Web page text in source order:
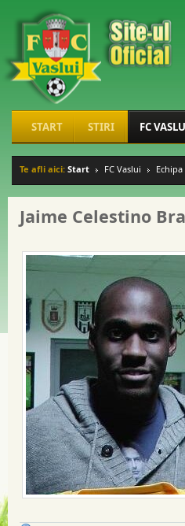
START STIRI FC
Te afli aici: Start FC Vaslui Echipa
Jaime Celestino